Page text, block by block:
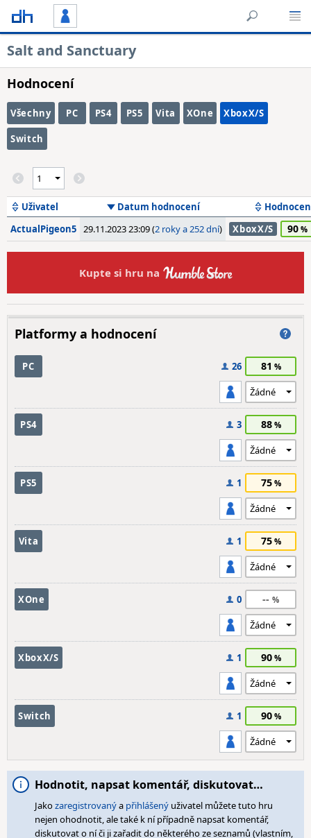
Salt and Sanctuary
Hodnocení
Všechny PC PS4 PS5 Vita XOne XboxX/S
Switch
Uživatel Datum hodnocení
ActualPigeon5 29.11.2023 23:09 (2 roky a 252 dní) XboxX/S 90
Kupte si hru na
Platformy a hodnocení
PC 26 81
PS4 3 88
PS5 1 75
Vita 1 75
XOne 0 --
XboxX/S 1 90
Switch 1 90
Hodnotit, napsat komentář, diskutovat…
Jakozaregistrovanýa přihlášený uživatel můžete tuto hru
nejen ohodnotit, ale také k ní případně napsat komentář,
diskutovat o ní či ji zařadit do některého ze seznamů (vlastním,